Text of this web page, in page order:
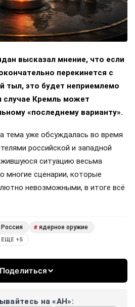
высказал мнение, что если
перекинется с
тыл, это будет неприемлемо
Кремль может
«последнему варианту».
тема уже обсуждалась во время
российской и западной
ситуацию весьма
многие сценарии, которые
невозможными, в итоге всё
Россия # ядерное оружие
ЕЩЕ +5
Поделиться
на «АН»: